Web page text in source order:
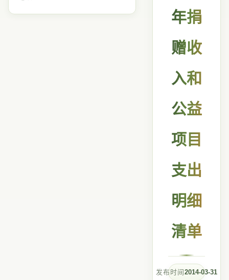
年捐
赠收
入和
公益
项目
支出
明细
清单
发布时间2014-03-31